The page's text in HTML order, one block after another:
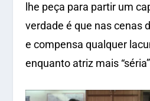
lhe peça para partir um
verdade é que nas cenas
e compensa qualquer
enquanto atriz mais